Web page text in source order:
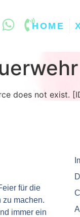
HOME
does not exist.
für die
zu machen.
immer ein